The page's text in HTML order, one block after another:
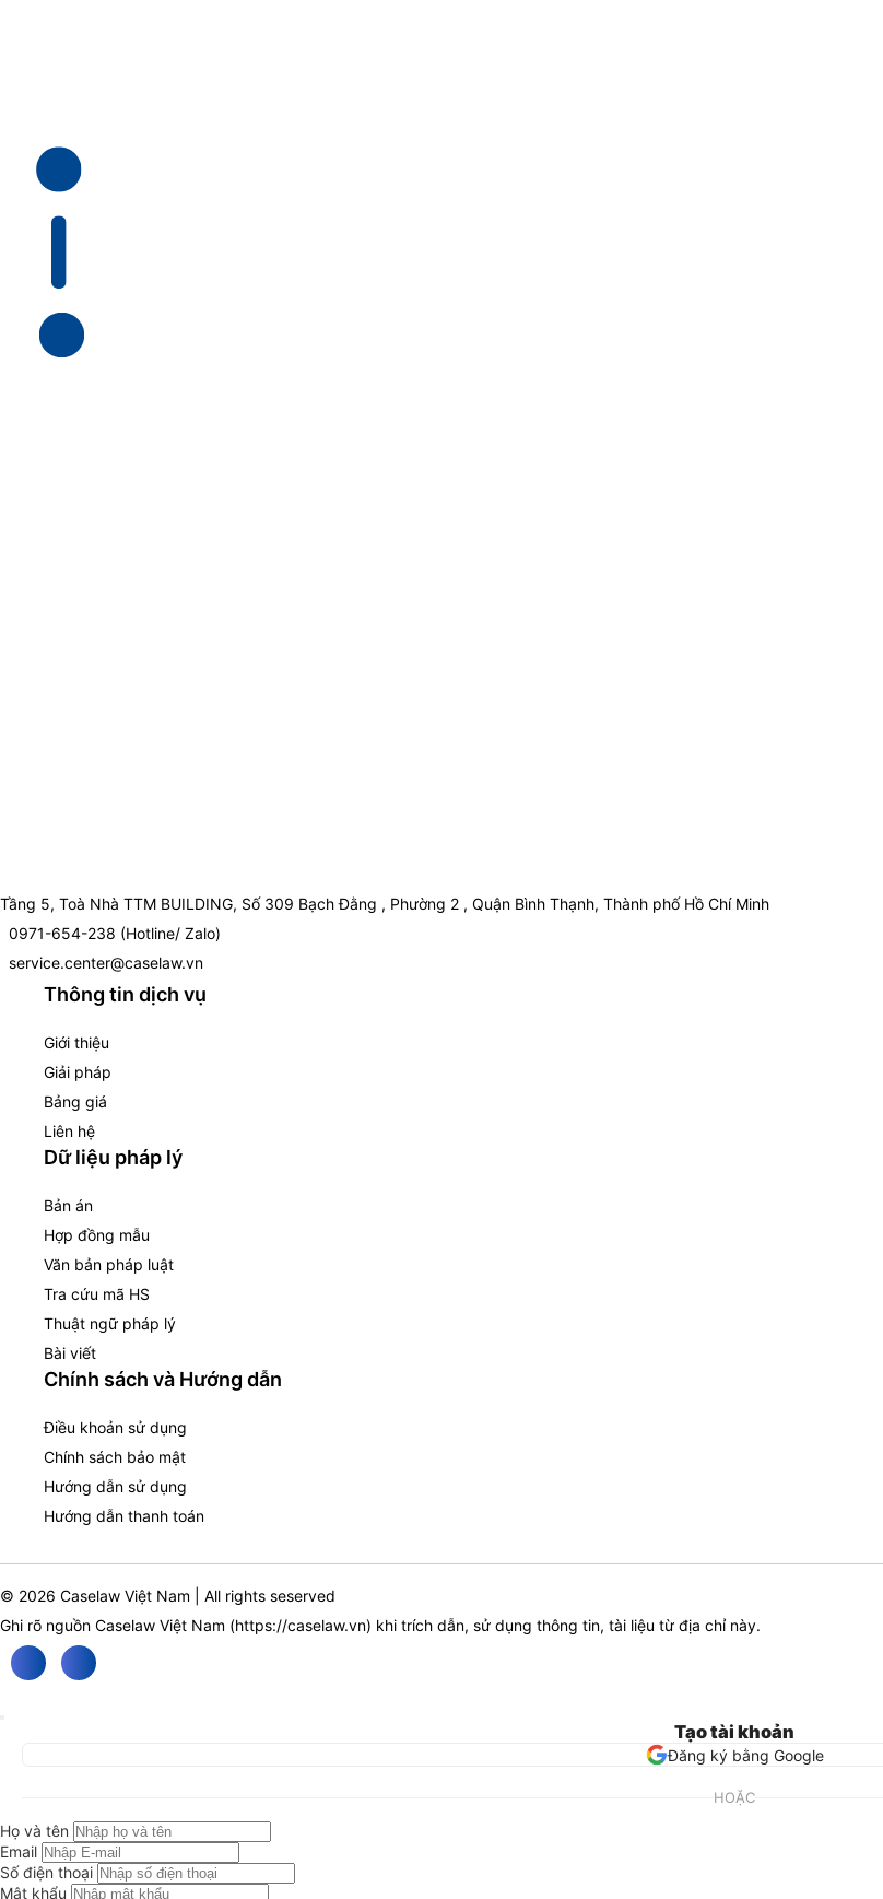
Tầng 5, Toà Nhà TTM BUILDING, Số 309 Bạch Đằng , Phường 2 , Quận Bình Thạnh, Thành phố Hồ Chí Minh
0971-654-238 (Hotline/ Zalo)
service.center@caselaw.vn
Thông tin dịch vụ
Giới thiệu
Giải pháp
Bảng giá
Liên hệ
Dữ liệu pháp lý
Bản án
Hợp đồng mẫu
Văn bản pháp luật
Tra cứu mã HS
Thuật ngữ pháp lý
Bài viết
Chính sách và Hướng dẫn
Điều khoản sử dụng
Chính sách bảo mật
Hướng dẫn sử dụng
Hướng dẫn thanh toán
© 2026 Caselaw Việt Nam | All rights seserved
Ghi rõ nguồn Caselaw Việt Nam (https://caselaw.vn) khi trích dẫn, sử dụng thông tin, tài liệu từ địa chỉ này.
Tạo tài khoản
Đăng ký bằng Google
HOẶC
Họ và tên
Email
Số điện thoại
Mật khẩu